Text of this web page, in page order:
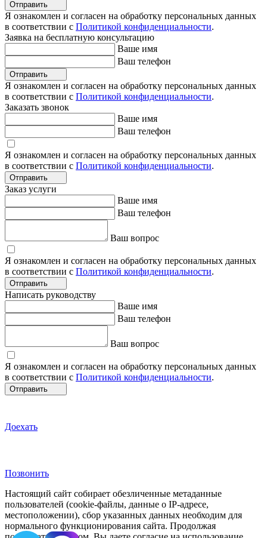
Отправить
Я ознакомлен и согласен на обработку персональных данных
в соответствии с Политикой конфиденциальности.
Заявка на бесплатную консультацию
Ваше имя
Ваш телефон
Отправить
Я ознакомлен и согласен на обработку персональных данных
в соответствии с Политикой конфиденциальности.
Заказать звонок
Ваше имя
Ваш телефон
Я ознакомлен и согласен на обработку персональных данных
в соответствии с Политикой конфиденциальности.
Отправить
Заказ услуги
Ваше имя
Ваш телефон
Ваш вопрос
Я ознакомлен и согласен на обработку персональных данных
в соответствии с Политикой конфиденциальности.
Отправить
Написать руководству
Ваше имя
Ваш телефон
Ваш вопрос
Я ознакомлен и согласен на обработку персональных данных
в соответствии с Политикой конфиденциальности.
Отправить
Доехать
Позвонить
Настоящий сайт собирает обезличенные метаданные
пользователей (cookie-файлы, данные о IP-адресе,
местоположении), сбор указанных данных необходим для
нормального функционирования сайта. Продолжая